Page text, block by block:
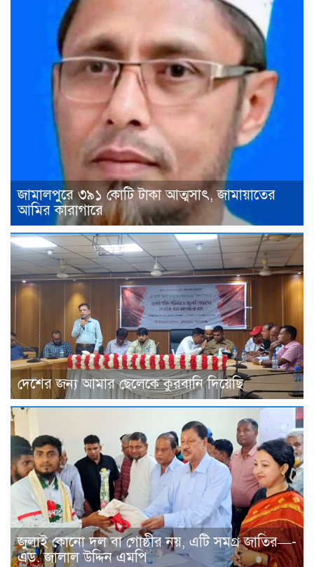
জামালপুরে ৩৯১ কোটি টাকা আত্মসাৎ, জামায়াতের
আমির কারাগারে
দেশের জন্য আমার ছেলেকে কুরবানি দিয়েছি
জুলাই কোনো দল বা গোষ্ঠীর নয়, এটি সমগ্র জাতির—-
এড. জালাল উদ্দিন এমপি